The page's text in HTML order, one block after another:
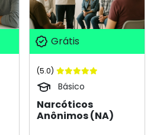
Grátis
(5.0)
Básico
Narcóticos
Anônimos (NA)